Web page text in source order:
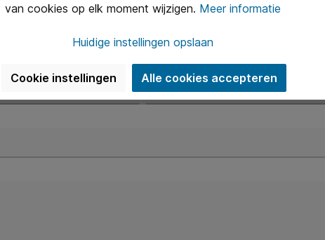
Voornaam
van cookies op elk moment wijzigen. Meer informatie
Huidige instellingen opslaan
Cookie instellingen Alle cookies accepteren